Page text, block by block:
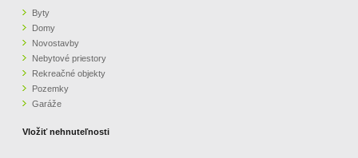
GARÁŽE
O NÁS
CENNÍK REALITNEJ INZERCIE
ZVÝRAZNENIE REALITNÝCH INZERÁTOV
Byty
Domy
Novostavby
Nebytové priestory
Rekreačné objekty
Pozemky
Garáže
Vložiť nehnuteľnosti